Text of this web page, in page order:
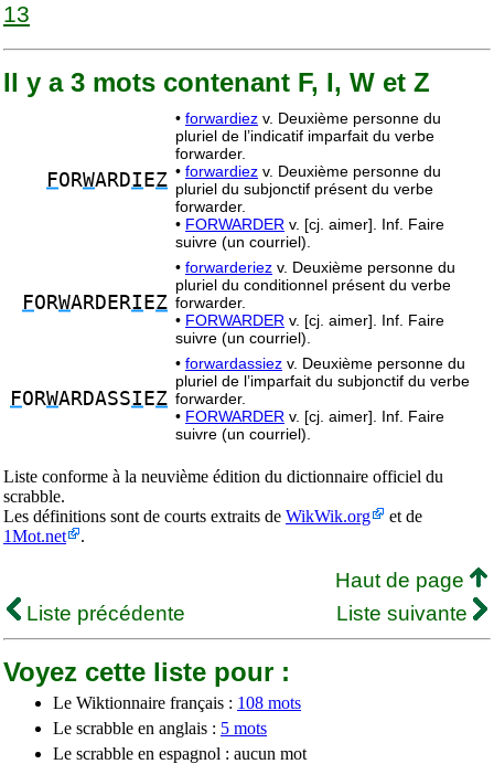
13
Il y a 3 mots contenant F, I, W et Z
FORWARDI EZ
• forwardiez v. Deuxième personne du
pluriel de l’indicatif imparfait du verbe
forwarder.
• forwardiez v. Deuxième personne du
pluriel du subjonctif présent du verbe
forwarder.
• FORWARDER v. [cj. aimer]. Inf. Faire
suivre (un courriel).
FORWARDERI EZ
• forwarderiez v. Deuxième personne du
pluriel du conditionnel présent du verbe
forwarder.
• FORWARDER v. [cj. aimer]. Inf. Faire
suivre (un courriel).
FORWARDASSI EZ
• forwardassiez v. Deuxième personne du
pluriel de l’imparfait du subjonctif du verbe
forwarder.
• FORWARDER v. [cj. aimer]. Inf. Faire
suivre (un courriel).
Liste conforme à la neuvième édition du dictionnaire officiel du
scrabble.
Les définitions sont de courts extraits de WikWik.org
et de
1Mot.net
.
Haut de page
Liste précédente
Liste suivante
Voyez cette liste pour :
Le Wiktionnaire français : 108 mots
Le scrabble en anglais : 5 mots
Le scrabble en espagnol : aucun mot